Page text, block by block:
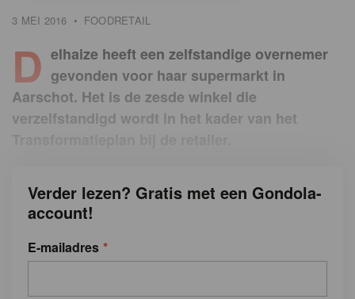
3 MEI 2016 • FOODRETAIL
D elhaize heeft een zelfstandige overnemer
gevonden voor haar supermarkt in
Aarschot. Het is de zesde winkel die
verzelfstandigd wordt in het kader van het
Verder lezen? Gratis met een Gondola-
account!
E-mailadres